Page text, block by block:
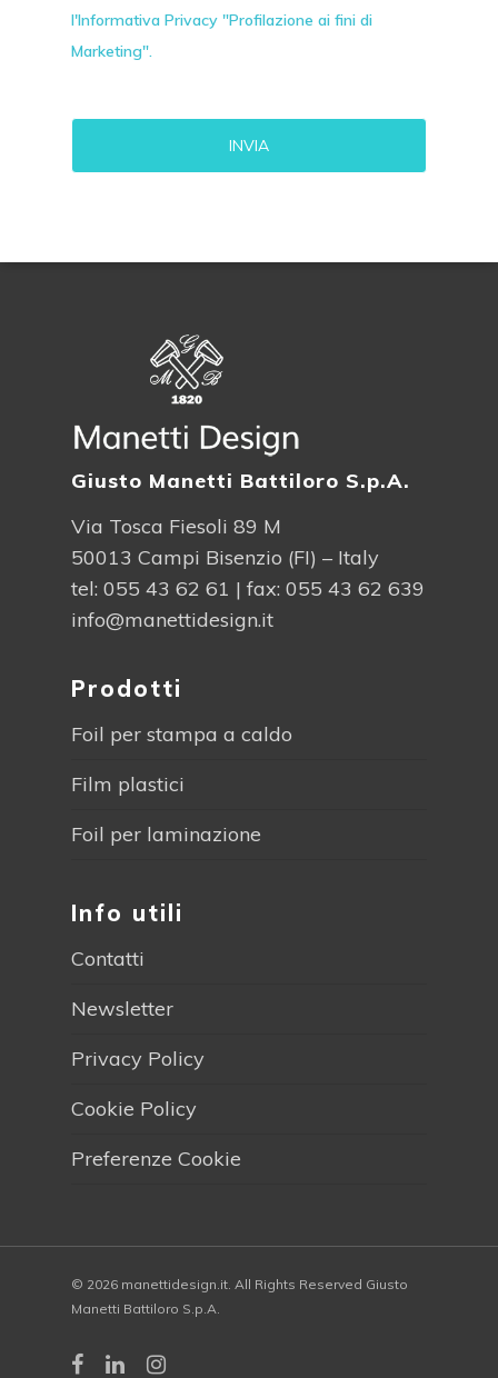
l'Informativa Privacy "Profilazione ai fini di
Marketing".
Giusto Manetti Battiloro S.p.A.
Via Tosca Fiesoli 89 M
50013 Campi Bisenzio (FI) – Italy
tel: 055 43 62 61 | fax: 055 43 62 639
info@manettidesign.it
Prodotti
Foil per stampa a caldo
Film plastici
Foil per laminazione
Info utili
Contatti
Newsletter
Privacy Policy
Cookie Policy
Preferenze Cookie
© 2026 manettidesign.it. All Rights Reserved Giusto
Manetti Battiloro S.p.A.